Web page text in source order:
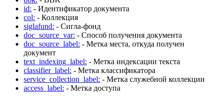
id: - Идентификатор документа
col: - Коллекция
siglafund: - Сигла-фонд
doc_source_var: - Способ получения документа
doc_source_label: - Метка места, откуда получен
документ
text_indexing_label: - Метка индексации текста
classifier_label: - Метка классификатора
service_collection_label: - Метка служебной коллекции
access_label: - Метка доступа